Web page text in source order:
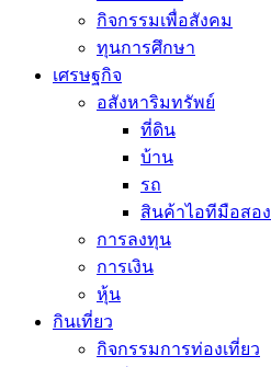
กิจกรรมเพื่อสังคม
ทุนการศึกษา
เศรษฐกิจ
อสังหาริมทรัพย์
ที่ดิน
บ้าน
รถ
สินค้าไอทีมือสอง
การลงทุน
การเงิน
หุ้น
กินเที่ยว
กิจกรรมการท่องเที่ยว